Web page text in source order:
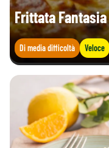
Frittata Fantasia
Di media difficoltà Veloce